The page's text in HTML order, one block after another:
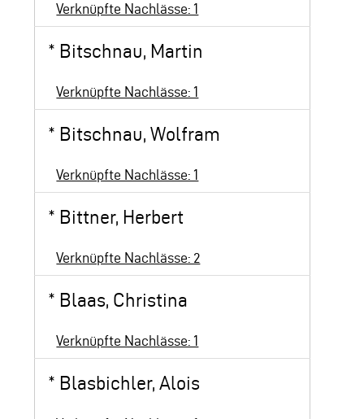
Verknüpfte Nachlässe: 1
* Bitschnau, Martin
Verknüpfte Nachlässe: 1
* Bitschnau, Wolfram
Verknüpfte Nachlässe: 1
* Bittner, Herbert
Verknüpfte Nachlässe: 2
* Blaas, Christina
Verknüpfte Nachlässe: 1
* Blasbichler, Alois